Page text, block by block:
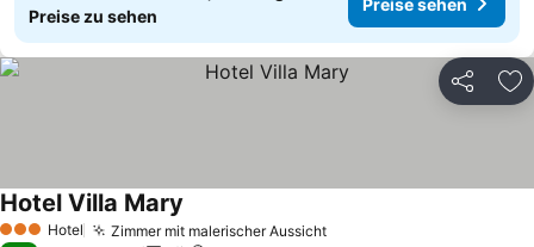
Preise zu sehen
Teilen
3 SterneHotel Zimmer mit malerischer AussichtPreise sehen
Hotel Villa Mary